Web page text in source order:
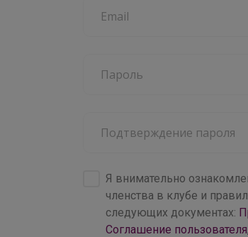
Я внимательно
членства в клубе и
следующих документах:
Соглашение пользователя
брендов